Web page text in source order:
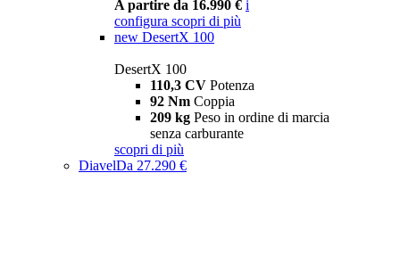
A partire da 16.990 € i
configura scopri di più
new DesertX 100
DesertX 100
110,3 CV Potenza
92 Nm Coppia
209 kg Peso in ordine di marcia
senza carburante
scopri di più
DiavelDa 27.290 €